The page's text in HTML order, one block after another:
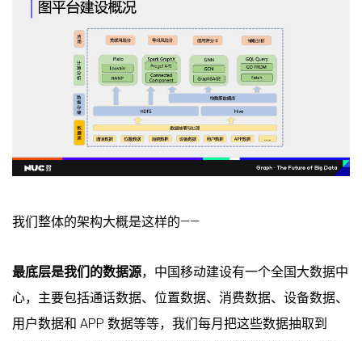
我们整体的架构大概是这样的——
最底层是我们的数据源，中国移动建设有一个全国大数据中
心，主要包括通话数据、位置数据、消费数据、设备数据、
用户数据和 APP 数据等等，我们每月把这些数据抽取到